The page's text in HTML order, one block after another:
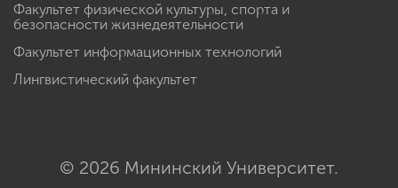
Факультет физической культуры, спорта и
безопасности жизнедеятельности
Факультет информационных технологий
Лингвистический факультет
© 2026 Мининский Университет.